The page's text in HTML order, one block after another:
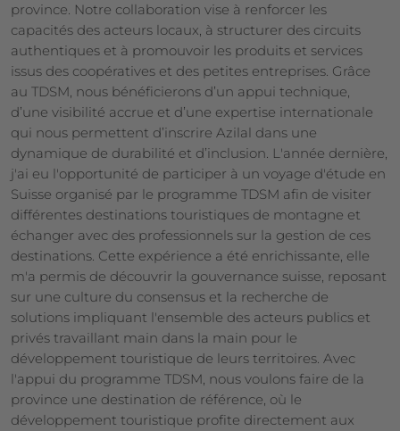
province. Notre collaboration vise à renforcer les
capacités des acteurs locaux, à structurer des circuits
authentiques et à promouvoir les produits et services
issus des coopératives et des petites entreprises. Grâce
au TDSM, nous bénéficierons d’un appui technique,
d’une visibilité accrue et d’une expertise internationale
qui nous permettent d’inscrire Azilal dans une
dynamique de durabilité et d’inclusion. L'année dernière,
j'ai eu l'opportunité de participer à un voyage d'étude en
Suisse organisé par le programme TDSM afin de visiter
différentes destinations touristiques de montagne et
échanger avec des professionnels sur la gestion de ces
destinations. Cette expérience a été enrichissante, elle
m'a permis de découvrir la gouvernance suisse, reposant
sur une culture du consensus et la recherche de
solutions impliquant l'ensemble des acteurs publics et
privés travaillant main dans la main pour le
développement touristique de leurs territoires. Avec
l'appui du programme TDSM, nous voulons faire de la
province une destination de référence, où le
développement touristique profite directement aux